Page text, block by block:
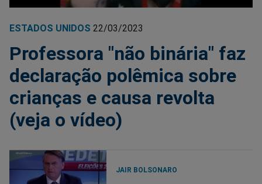
ESTADOS UNIDOS 22/03/2023
Professora "não binária" faz
declaração polêmica sobre
crianças e causa revolta
(veja o vídeo)
JAIR BOLSONARO